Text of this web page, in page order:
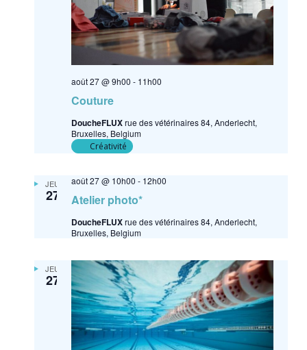
Couture
août 27 @ 9h00 - 11h00
DoucheFLUXrue des vétérinaires 84, Anderlecht,
Bruxelles, Belgium
Créativité
JEU
27 Atelier photo*
août 27 @ 10h00 - 12h00
DoucheFLUXrue des vétérinaires 84, Anderlecht,
Bruxelles, Belgium
JEU
27